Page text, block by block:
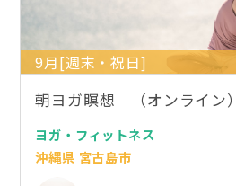
9月[週末・祝日]
朝ヨガ瞑想 （オンライン）
ヨガ・フィットネス
沖縄県 宮古島市